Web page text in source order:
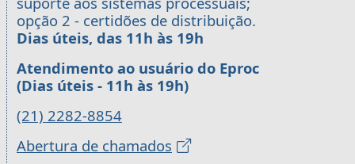
opção 2 - certidões de distribuição.
Dias úteis, das 11h às 19h
Atendimento ao usuário do Eproc
(Dias úteis - 11h às 19h)
(21) 2282-8854
Abertura de chamados